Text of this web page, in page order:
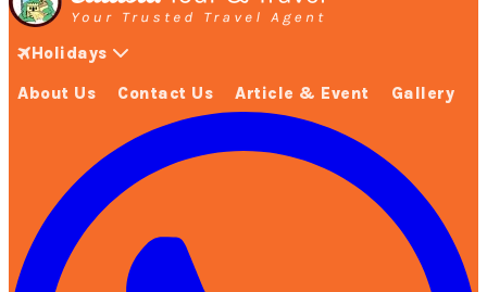
Holidays
About Us Contact Us Article & Event Gallery